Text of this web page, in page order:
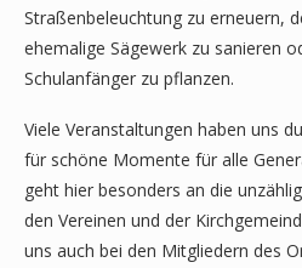
Straßenbeleuchtung zu erneuern,
ehemalige Sägewerk zu sanieren
Schulanfänger zu pflanzen.
Viele Veranstaltungen haben uns
für schöne Momente für alle
geht hier besonders an die
den Vereinen und der
uns auch bei den Mitgliedern des